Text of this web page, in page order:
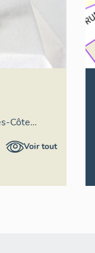
Côte
Voir tout